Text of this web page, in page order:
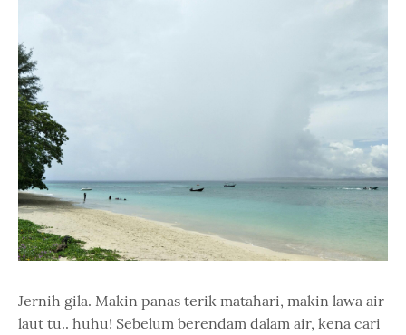
Jernih gila. Makin panas terik matahari, makin lawa air
laut tu.. huhu! Sebelum berendam dalam air, kena cari